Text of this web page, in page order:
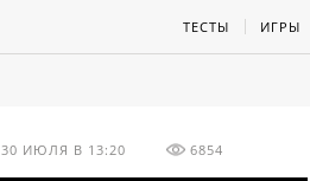
ТЕСТЫ ИГРЫ
30 ИЮЛЯ В 13:20 6854